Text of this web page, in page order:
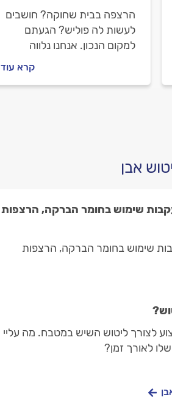
הרצפה בבית שחוקה? חושבים
לעשות לה פוליש? הגעתם
למקום הנכון. אנחנו נלווה
בבית חזור להיות מבריק ויפה.
מה חשוב לבדוק לפני שעושים
קרא עוד
אבן
שימוש בחומר הברקה, הרצפות
שימוש בחומר הברקה, הרצפות
לצורך ליטוש השיש במטבח. מה עליי
לאורך זמן?